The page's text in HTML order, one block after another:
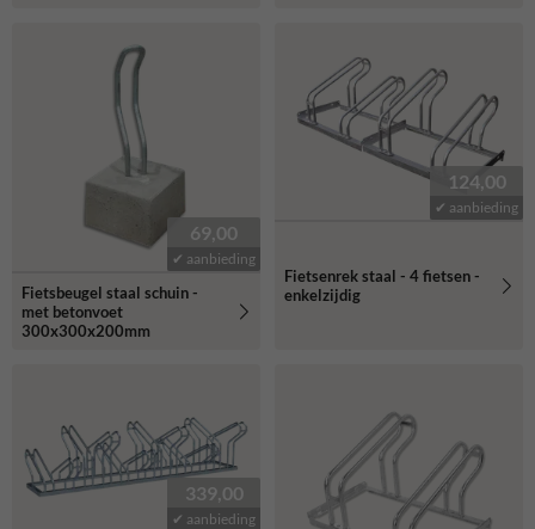
69,00
✔ aanbieding
Fietsbeugel staal schuin -
met betonvoet
300x300x200mm
124,00
✔ aanbieding
Fietsenrek staal - 4 fietsen -
enkelzijdig
339,00
✔ aanbieding